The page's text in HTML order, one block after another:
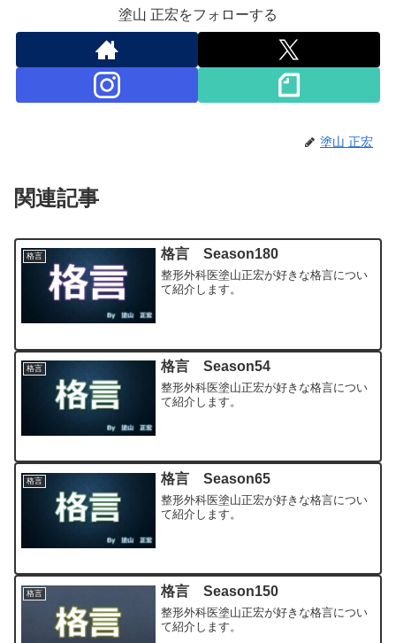
塗山 正宏をフォローする
塗山 正宏
関連記事
格言 格言 Season180
整形外科医塗山正宏が好きな格言につい
て紹介します。
格言 格言 Season54
整形外科医塗山正宏が好きな格言につい
て紹介します。
格言 格言 Season65
整形外科医塗山正宏が好きな格言につい
て紹介します。
格言 格言 Season150
整形外科医塗山正宏が好きな格言につい
て紹介します。